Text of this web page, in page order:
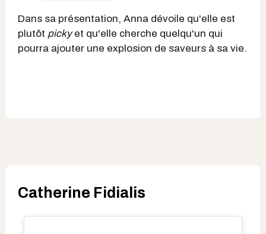
Dans sa présentation, Anna dévoile qu'elle est
plutôt pickyet qu'elle cherche quelqu'un qui
pourra ajouter une explosion de saveurs à sa vie.
Catherine Fidialis